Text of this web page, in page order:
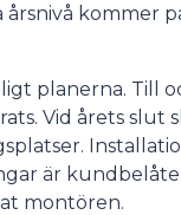
årsnivå kommer
planerna. Till
Vid årets slut
är
montören.